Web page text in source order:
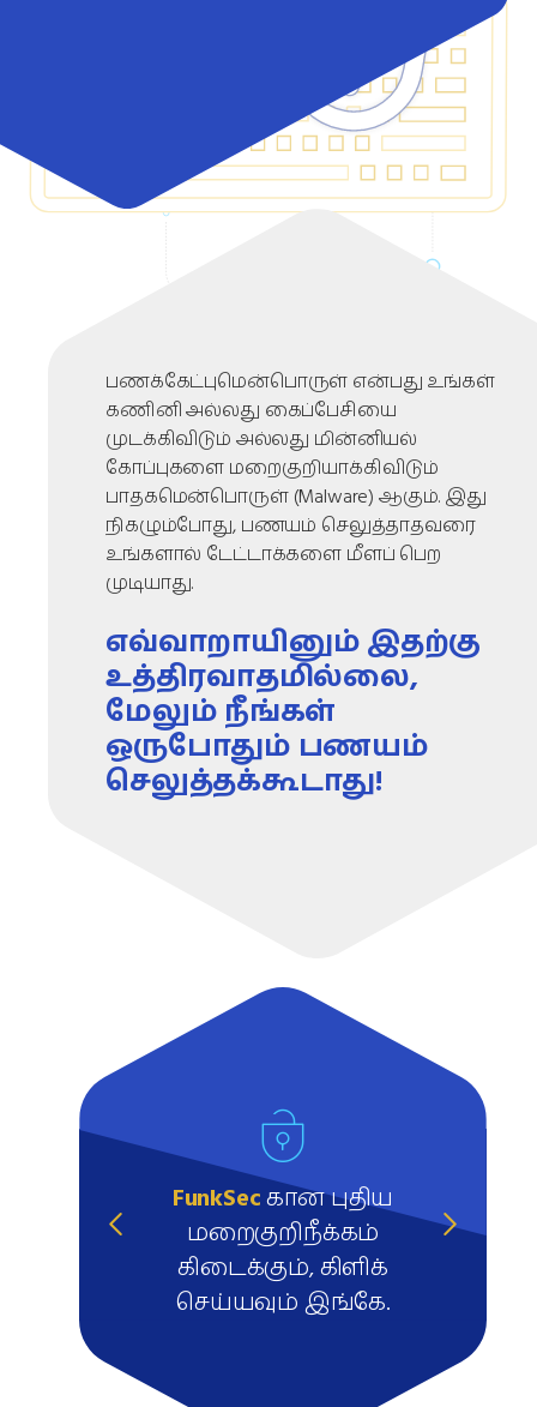
பணக்கேட்புமென்பொருள் என்பது உங்கள்
கணினி அல்லது கைப்பேசியை
முடக்கிவிடும் அல்லது மின்னியல்
கோப்புகளை மறைகுறியாக்கிவிடும்
பாதகமென்பொருள் (Malware) ஆகும். இது
நிகழும்போது, பணயம் செலுத்தாதவரை
உங்களால் டேட்டாக்களை மீளப் பெற
முடியாது.
எவ்வாறாயினும் இதற்கு
உத்திரவாதமில்லை,
மேலும் நீங்கள்
ஒருபோதும் பணயம்
செலுத்தக்கூடாது!
FunkSecகான புதிய
மறைகுறிநீக்கம்
கிடைக்கும், கிளிக்
செய்யவும் இங்கே.